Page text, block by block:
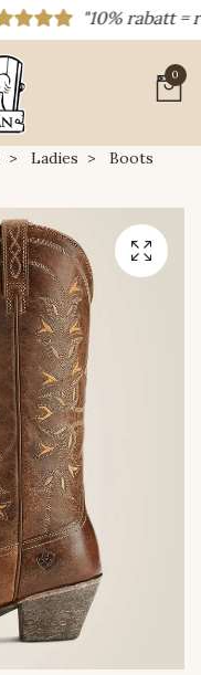
"10% rabatt =
0
Ladies
Boots